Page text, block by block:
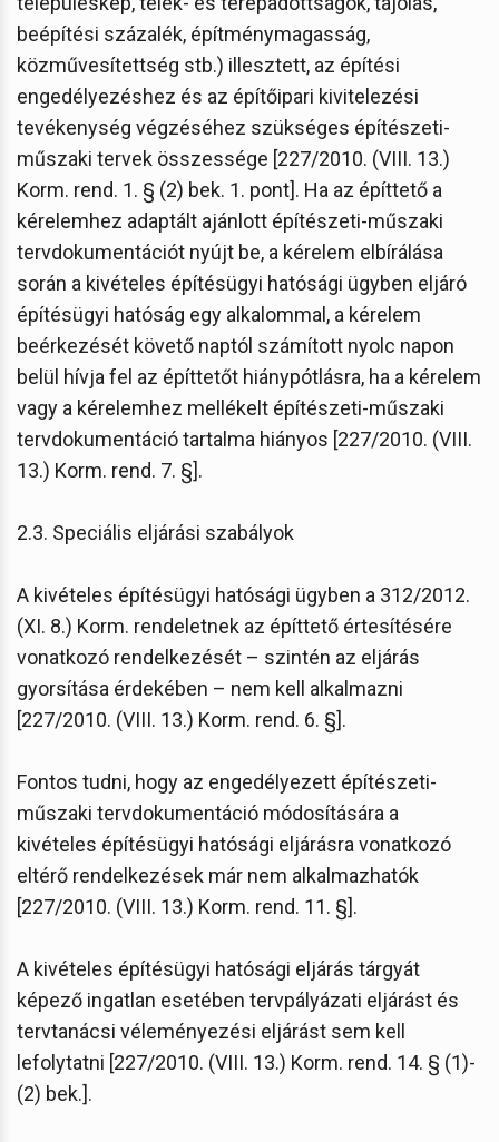
beépítési százalék, építménymagasság,
közművesítettség stb.) illesztett, az építési
engedélyezéshez és az építőipari kivitelezési
tevékenység végzéséhez szükséges építészeti-
műszaki tervek összessége [227/2010. (VIII. 13.)
Korm. rend. 1. § (2) bek. 1. pont]. Ha az építtető a
kérelemhez adaptált ajánlott építészeti-műszaki
tervdokumentációt nyújt be, a kérelem elbírálása
során a kivételes építésügyi hatósági ügyben eljáró
építésügyi hatóság egy alkalommal, a kérelem
beérkezését követő naptól számított nyolc napon
belül hívja fel az építtetőt hiánypótlásra, ha a kérelem
vagy a kérelemhez mellékelt építészeti-műszaki
tervdokumentáció tartalma hiányos [227/2010. (VIII.
13.) Korm. rend. 7. §].
2.3. Speciális eljárási szabályok
A kivételes építésügyi hatósági ügyben a 312/2012.
(XI. 8.) Korm. rendeletnek az építtető értesítésére
vonatkozó rendelkezését – szintén az eljárás
gyorsítása érdekében – nem kell alkalmazni
[227/2010. (VIII. 13.) Korm. rend. 6. §].
Fontos tudni, hogy az engedélyezett építészeti-
műszaki tervdokumentáció módosítására a
kivételes építésügyi hatósági eljárásra vonatkozó
eltérő rendelkezések már nem alkalmazhatók
[227/2010. (VIII. 13.) Korm. rend. 11. §].
A kivételes építésügyi hatósági eljárás tárgyát
képező ingatlan esetében tervpályázati eljárást és
tervtanácsi véleményezési eljárást sem kell
lefolytatni [227/2010. (VIII. 13.) Korm. rend. 14. § (1)-
(2) bek.].